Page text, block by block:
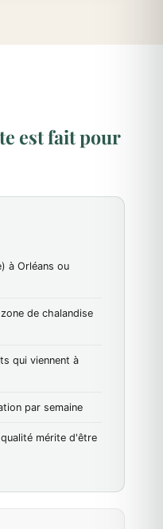
est fait pour
à Orléans ou
de chalandise
qui viennent à
par semaine
mérite d'être